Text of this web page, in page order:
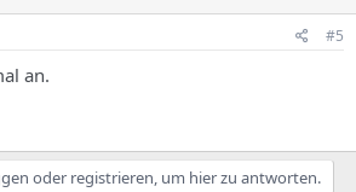
#5
an.
oder registrieren, um hier zu antworten.